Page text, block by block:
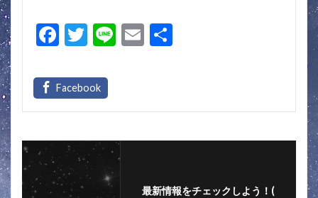
F
e
b
o
k
T
itt
er
Li E
最新情報をチェックしよう！(